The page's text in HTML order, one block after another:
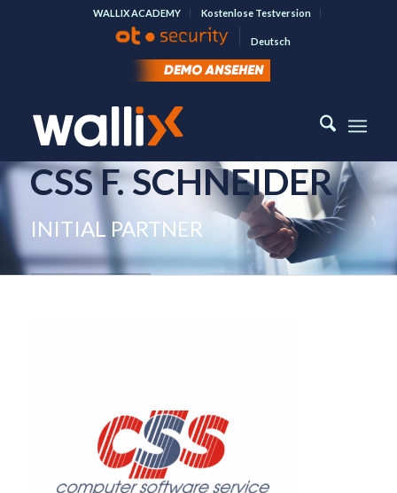
WALLIX ACADEMY Kostenlose Testversion
Deutsch
CSS F. SCHNEIDER
INITIAL PARTNER